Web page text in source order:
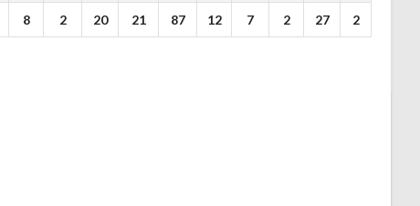
8 2 20 21 87 12 7 2 27 2